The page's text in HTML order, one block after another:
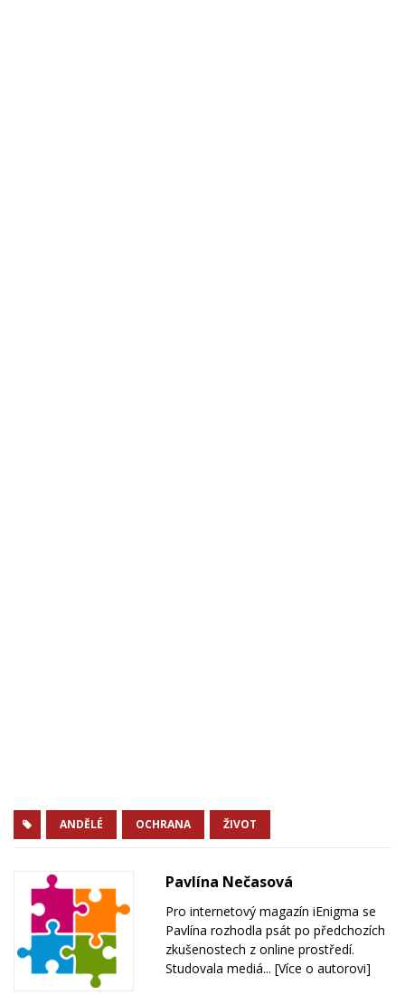
ANDĚLÉ OCHRANA ŽIVOT
Pavlína Nečasová
Pro internetový magazín iEnigma se
Pavlína rozhodla psát po předchozích
zkušenostech z online prostředí.
Studovala mediá... [Více o autorovi]